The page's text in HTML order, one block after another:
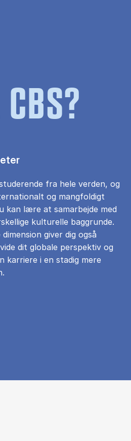
fra hele verden, og
og mangfoldigt
kan lære at samarbejde med
kulturelle baggrunde.
giver dig også
dit globale perspektiv og
karriere i en stadig mere